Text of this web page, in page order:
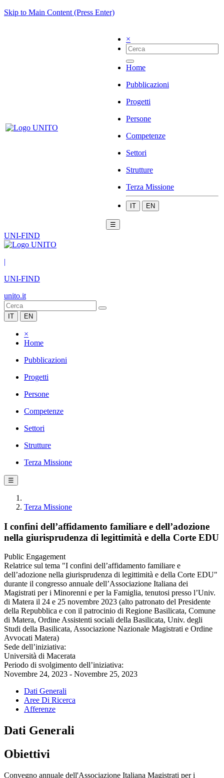
Skip to Main Content (Press Enter)
×
Home
Pubblicazioni
Progetti
Persone
Competenze
Settori
Strutture
Terza Missione
IT EN
☰
UNI-FIND
|
UNI-FIND
unito.it
IT EN
×
Home
Pubblicazioni
Progetti
Persone
Competenze
Settori
Strutture
Terza Missione
☰
Terza Missione
I confini dell’affidamento familiare e dell’adozione
nella giurisprudenza di legittimità e della Corte EDU
Public Engagement
Relatrice sul tema "I confini dell’affidamento familiare e
dell’adozione nella giurisprudenza di legittimità e della Corte EDU"
durante il congresso annuale dell’Associazione Italiana dei
Magistrati per i Minorenni e per la Famiglia, tenutosi presso l’Univ.
di Matera il 24 e 25 novembre 2023 (alto patronato del Presidente
della Repubblica e con il patrocinio di Regione Basilicata, Comune
di Matera, Ordine Assistenti sociali della Basilicata, Univ. degli
Studi della Basilicata, Associazione Nazionale Magistrati e Ordine
Avvocati Matera)
Sede dell’iniziativa:
Università di Macerata
Periodo di svolgimento dell’iniziativa:
Novembre 24, 2023 - Novembre 25, 2023
Dati Generali
Aree Di Ricerca
Afferenze
Dati Generali
Obiettivi
Convegno annuale dell'Associazione Italiana Magistrati per i